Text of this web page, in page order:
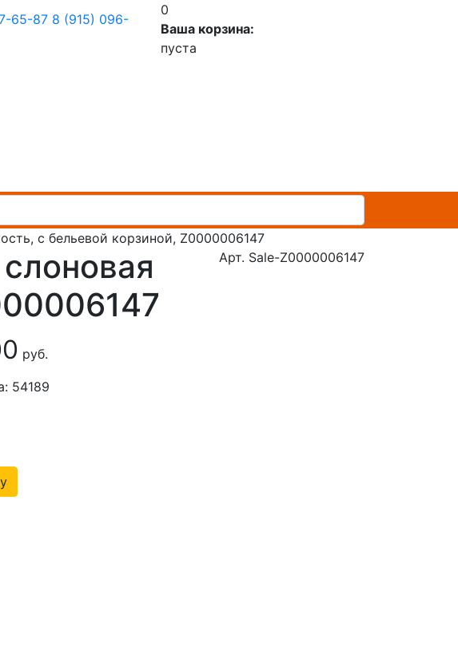
65-87 8 (915) 096-
0
Ваша корзина:
пуста
с бельевой корзиной, Z0000006147
Арт. Sale-Z0000006147
руб.
54189